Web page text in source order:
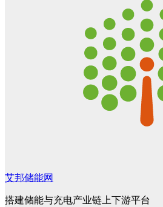
艾邦储能网
搭建储能与充电产业链上下游平台